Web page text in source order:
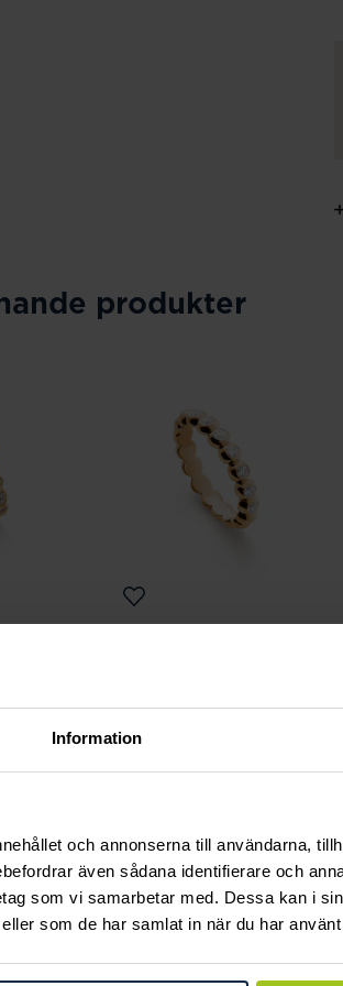
Information
och annonserna till användarna,
även sådana identifierare och
som vi samarbetar med. Dessa kan i
som de har samlat in när du har
produkter
köpte också